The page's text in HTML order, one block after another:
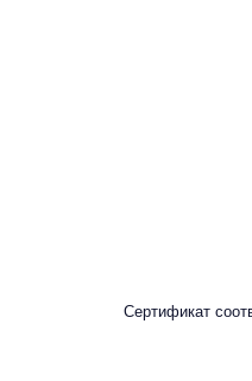
Сертификат